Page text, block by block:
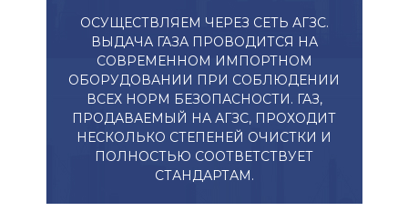
ОСУЩЕСТВЛЯЕМ ЧЕРЕЗ СЕТЬ АГЗС.
ВЫДАЧА ГАЗА ПРОВОДИТСЯ НА
СОВРЕМЕННОМ ИМПОРТНОМ
ОБОРУДОВАНИИ ПРИ СОБЛЮДЕНИИ
ВСЕХ НОРМ БЕЗОПАСНОСТИ. ГАЗ,
ПРОДАВАЕМЫЙ НА АГЗС, ПРОХОДИТ
НЕСКОЛЬКО СТЕПЕНЕЙ ОЧИСТКИ И
ПОЛНОСТЬЮ СООТВЕТСТВУЕТ
СТАНДАРТАМ.